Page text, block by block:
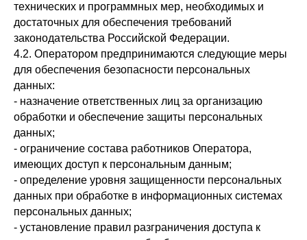
технических и программных мер, необходимых и
достаточных для обеспечения требований
законодательства Российской Федерации.
4.2. Оператором предпринимаются следующие меры
для обеспечения безопасности персональных
данных:
- назначение ответственных лиц за организацию
обработки и обеспечение защиты персональных
данных;
- ограничение состава работников Оператора,
имеющих доступ к персональным данным;
- определение уровня защищенности персональных
данных при обработке в информационных системах
персональных данных;
- установление правил разграничения доступа к